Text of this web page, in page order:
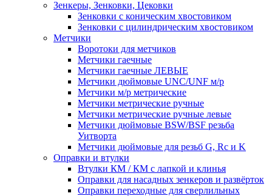
Зенкеры, Зенковки, Цековки
Зенковки с коническим хвостовиком
Зенковки с цилиндрическим хвостовиком
Метчики
Воротоки для метчиков
Метчики гаечные
Метчики гаечные ЛЕВЫЕ
Метчики дюймовые UNC/UNF м/р
Метчики м/р метрические
Метчики метрические ручные
Метчики метрические ручные левые
Метчики дюймовые BSW/BSF резьба
Уитворта
Метчики дюймовые для резьб G, Rc и K
Оправки и втулки
Втулки КМ / КМ с лапкой и клинья
Оправки для насадных зенкеров и развёрток
Оправки переходные для сверлильных